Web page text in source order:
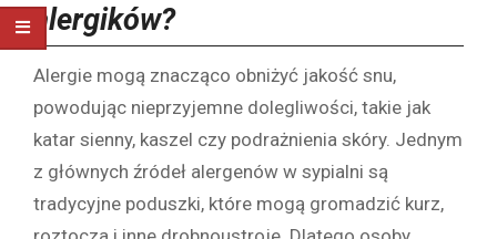
alergików?
Alergie mogą znacząco obniżyć jakość snu,
powodując nieprzyjemne dolegliwości, takie jak
katar sienny, kaszel czy podrażnienia skóry. Jednym
z głównych źródeł alergenów w sypialni są
tradycyjne poduszki, które mogą gromadzić kurz,